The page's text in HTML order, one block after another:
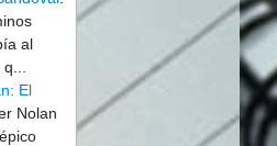
al
El
Nolan